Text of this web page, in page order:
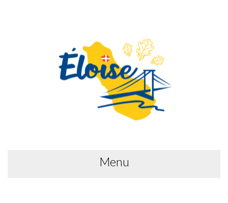
Menu